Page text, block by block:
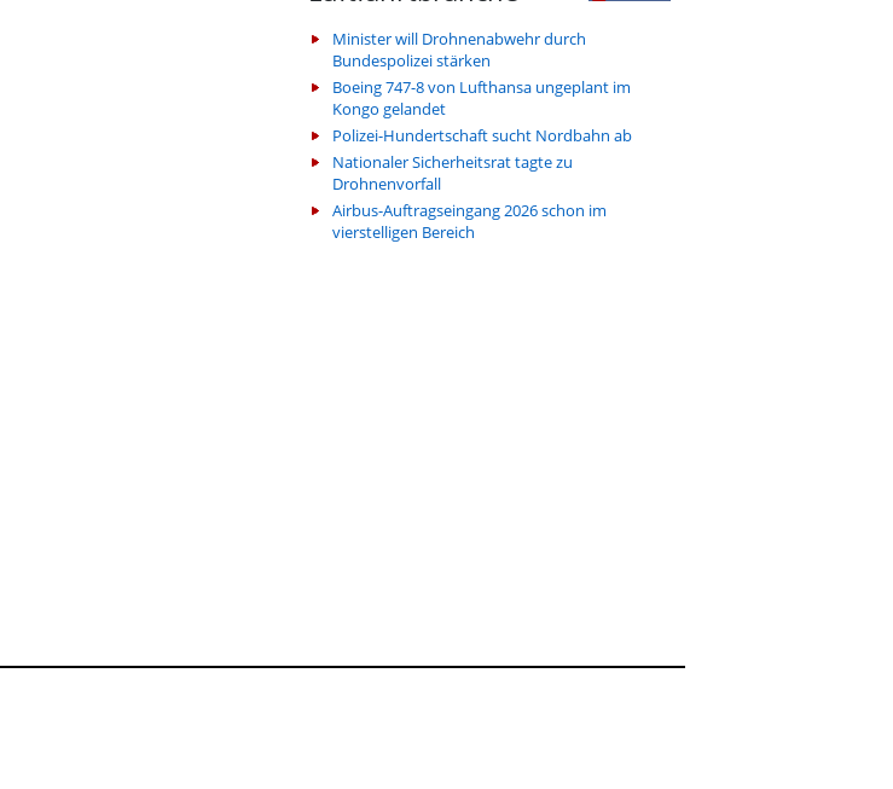
Minister will Drohnenabwehr durch
Bundespolizei stärken
Boeing 747-8 von Lufthansa ungeplant im
Kongo gelandet
Polizei-Hundertschaft sucht Nordbahn ab
Nationaler Sicherheitsrat tagte zu
Drohnenvorfall
Airbus-Auftragseingang 2026 schon im
vierstelligen Bereich